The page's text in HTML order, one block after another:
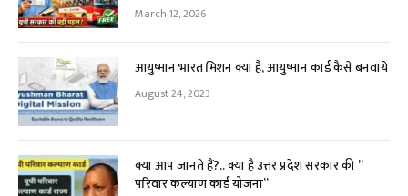
March 12, 2026
आयुष्मान भारत मिशन क्या है, आयुष्मान कार्ड कैसे बनवाये
August 24, 2023
क्या आप जानते हैं?.. क्या है उत्तर प्रदेश सरकार की ”
परिवार कल्याण कार्ड योजना”